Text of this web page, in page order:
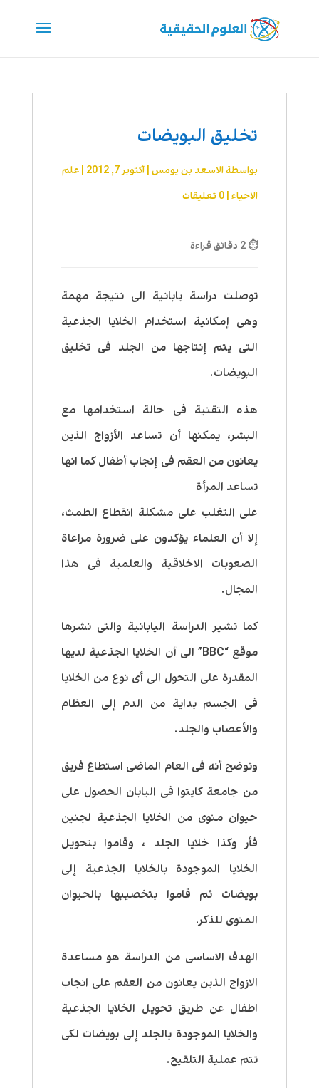
تخليق البويضات
بواسطةالاسعد بن يومس| أكتوبر 7, 2012
علم
الاحیاء| 0 تعليقات
⏱ 2 دقائق قراءة
توصلت دراسة يابانية الى نتيجة مهمة
وهى إمكانية استخدام الخلايا الجذعية
التى يتم إنتاجها من الجلد فى تخليق
البويضات.
هذه التقنية فى حالة استخدامها مع
البشر، يمكنها أن تساعد الأزواج الذين
يعانون من العقم فى إنجاب أطفال كما انها
تساعد المرأة
على التغلب على مشكلة انقطاع الطمث،
إلا أن العلماء يؤكدون على ضرورة مراعاة
الصعوبات الاخلاقية والعلمية فى هذا
المجال.
كما تشير الدراسة اليابانية والتى نشرها
موقع “BBC” الى أن الخلايا الجذعية لديها
المقدرة على التحول الى أى نوع من الخلايا
فى الجسم بداية من الدم إلى العظام
والأعصاب والجلد.
وتوضح أنه فى العام الماضى استطاع فريق
من جامعة كايتوا فى اليابان الحصول على
حيوان منوى من الخلايا الجذعية لجنين
فأر وكذا خلايا الجلد ، وقاموا بتحويل
الخلايا الموجودة بالخلايا الجذعية إلى
بويضات ثم قاموا بتخصيبها بالحيوان
المنوى للذكر.
الهدف الاساسى من الدراسة هو مساعدة
الازواج الذين يعانون من العقم على انجاب
اطفال عن طريق تحويل الخلايا الجذعية
والخلايا الموجودة بالجلد إلى بويضات لكى
تتم عملية التلقيح.